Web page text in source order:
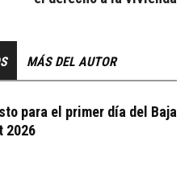
MÁS DEL AUTOR
para el primer día del Baja
2026